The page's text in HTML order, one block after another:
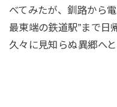
べてみたが、釧路から
最東端の鉄道駅”まで日
久々に見知らぬ異郷へ